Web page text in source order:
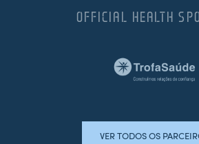
OFFICIAL HEALTH
VER TODOS OS